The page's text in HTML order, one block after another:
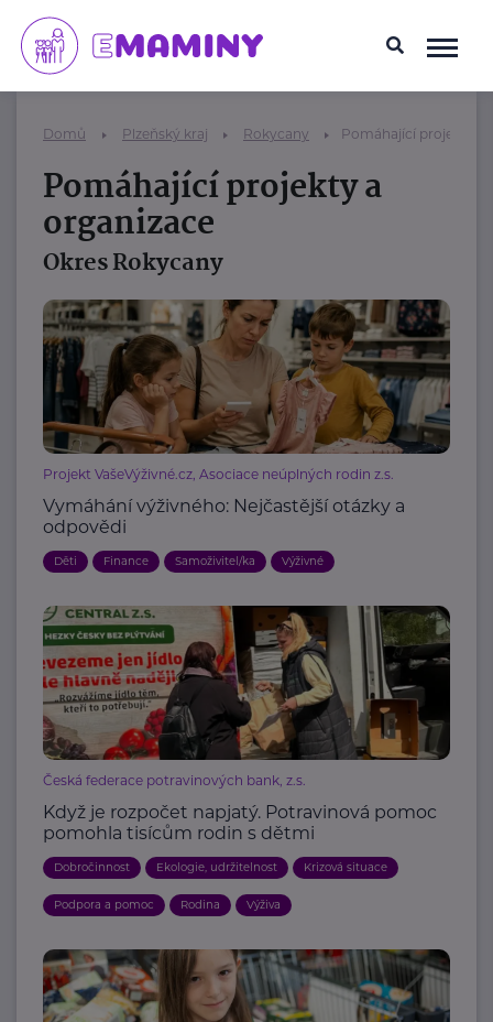
Domů Plzeňský kraj Rokycany Pomáhající projekty a
Pomáhající projekty a
organizace
Okres Rokycany
Projekt VašeVýživné.cz, Asociace neúplných rodin z.s.
Vymáhání výživného: Nejčastější otázky a
odpovědi
Děti Finance Samoživitel/ka Výživné
Česká federace potravinových bank, z.s.
Když je rozpočet napjatý. Potravinová pomoc
pomohla tisícům rodin s dětmi
Dobročinnost Ekologie, udržitelnost Krizová situace
Podpora a pomoc Rodina Výživa